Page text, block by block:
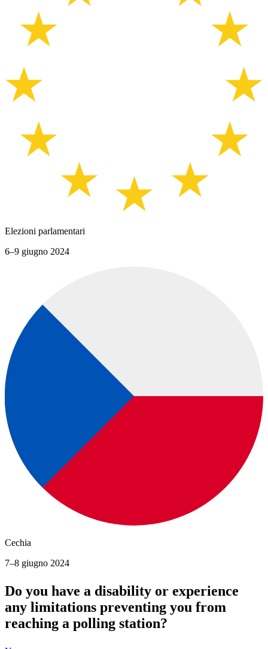
Elezioni parlamentari
6–9 giugno 2024
Cechia
7–8 giugno 2024
Do you have a disability or experience
any limitations preventing you from
reaching a polling station?